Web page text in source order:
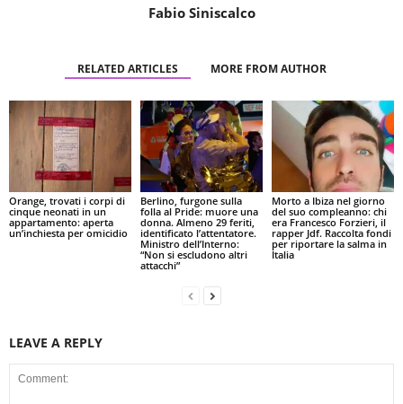
Fabio Siniscalco
RELATED ARTICLES MORE FROM AUTHOR
Orange, trovati i corpi di
cinque neonati in un
appartamento: aperta
un’inchiesta per omicidio
Berlino, furgone sulla
folla al Pride: muore una
donna. Almeno 29 feriti,
identificato l’attentatore.
Ministro dell’Interno:
“Non si escludono altri
attacchi”
Morto a Ibiza nel giorno
del suo compleanno: chi
era Francesco Forzieri, il
rapper Jdf. Raccolta fondi
per riportare la salma in
Italia
LEAVE A REPLY